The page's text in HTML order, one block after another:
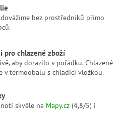
bez prostředníků přímo
pro chlazené zboží
aby dorazilo v pořádku. Chlazené
v termoobalu s chladicí vložkou.
skvěle na Mapy.cz (4,8/5) i